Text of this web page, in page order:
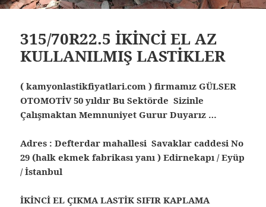
315/70R22.5 İKİNCİ EL AZ
KULLANILMIŞ LASTİKLER
( kamyonlastikfiyatlari.com ) firmamız GÜLSER
OTOMOTİV 50 yıldır Bu Sektörde Sizinle
Çalışmaktan Memnuniyet Gurur Duyarız …
Adres : Defterdar mahallesi Savaklar caddesi No
29 (halk ekmek fabrikası yanı ) Edirnekapı / Eyüp
/ İstanbul
İKİNCİ EL ÇIKMA LASTİK SIFIR KAPLAMA